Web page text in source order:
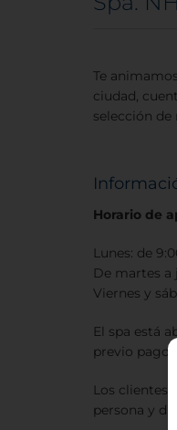
Te
ciudad,
selección
Horario de
Lunes: de
De martes a
Viernes y
El spa está
previo pago
Los clientes
persona y día.